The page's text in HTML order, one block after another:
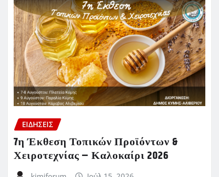
ΕΙΔΗΣΕΙΣ
7η Έκθεση Τοπικών Προϊόντων &
Χειροτεχνίας – Καλοκαίρι 2026